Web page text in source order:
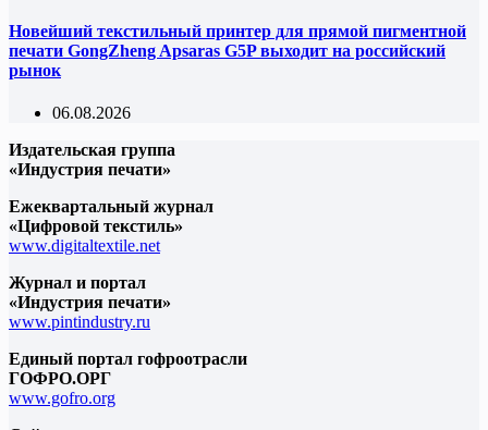
Новейший текстильный принтер для прямой пигментной
печати GongZheng Apsaras G5P выходит на российский
рынок
06.08.2026
Издательская группа
«Индустрия печати»
Ежеквартальный журнал
«Цифровой текстиль»
www.digitaltextile.net
Журнал и портал
«Индустрия печати»
www.pintindustry.ru
Единый портал гофроотрасли
ГОФРО.ОРГ
www.gofro.org